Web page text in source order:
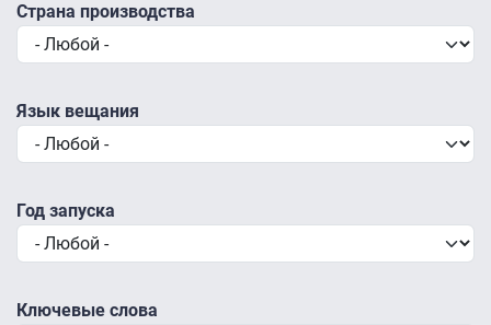
Страна производства
Язык вещания
Год запуска
Ключевые слова